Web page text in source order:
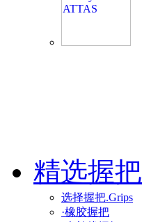
精选握把
选择握把.Grips
·橡胶握把